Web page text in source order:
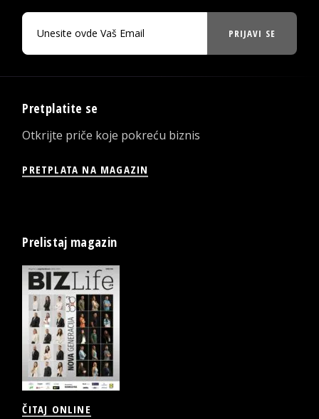
PRIJAVI SE
Pretplatite se
Otkrijte priče koje pokreću biznis
PRETPLATA NA MAGAZIN
Prelistaj magazin
ČITAJ ONLINE